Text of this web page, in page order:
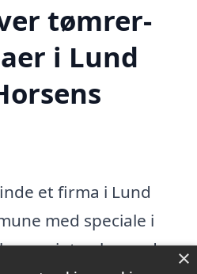
tømrer-
i Lund
et firma i Lund
med speciale i
oversigten herunder.×